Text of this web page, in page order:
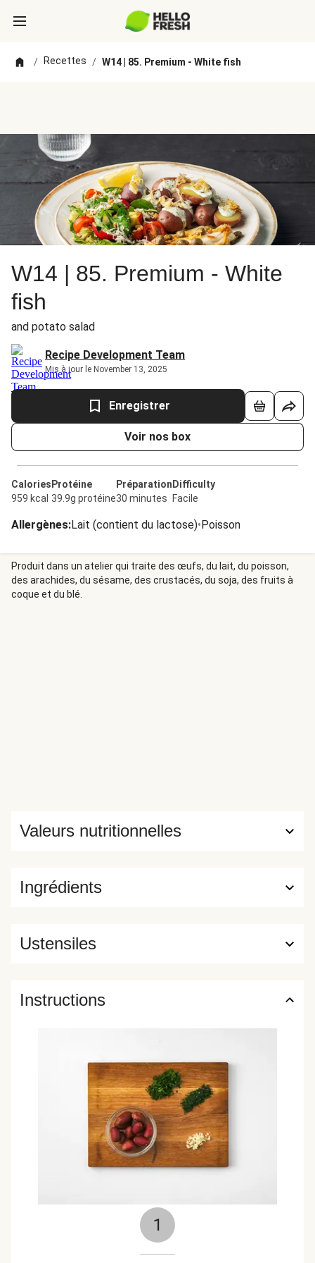
/ Recettes / W14 | 85. Premium - White fish
W14 | 85. Premium - White
fish
and potato salad
Recipe Development Team
Mis à jour le November 13, 2025
Enregistrer
Voir nos box
Calories
959 kcal
Protéine
39.9g protéine
Préparation
30 minutes
Difficulty
Facile
Allergènes:Lait (contient du lactose)•Poisson
Produit dans un atelier qui traite des œufs, du lait, du poisson,
des arachides, du sésame, des crustacés, du soja, des fruits à
coque et du blé.
Ingrédients
Valeurs nutritionnelles
Ustensiles
Instructions
1